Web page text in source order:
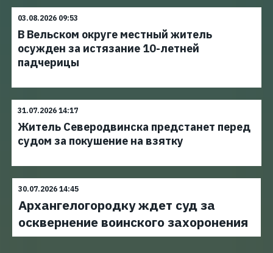
03.08.2026 09:53
В Вельском округе местный житель
осужден за истязание 10-летней
падчерицы
31.07.2026 14:17
Житель Северодвинска предстанет перед
судом за покушение на взятку
30.07.2026 14:45
Архангелогородку ждет суд за
осквернение воинского захоронения